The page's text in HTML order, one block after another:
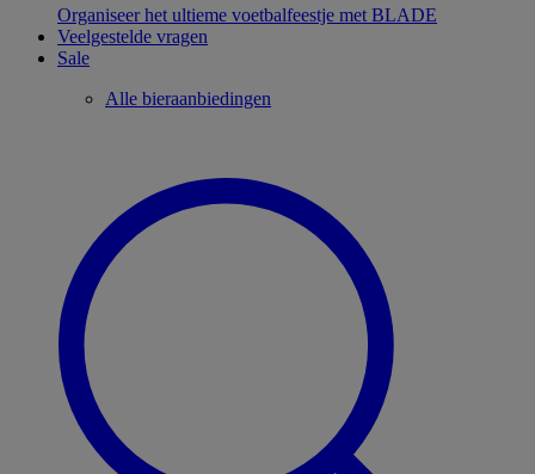
Organiseer het ultieme voetbalfeestje met BLADE
Veelgestelde vragen
Sale
Alle bieraanbiedingen